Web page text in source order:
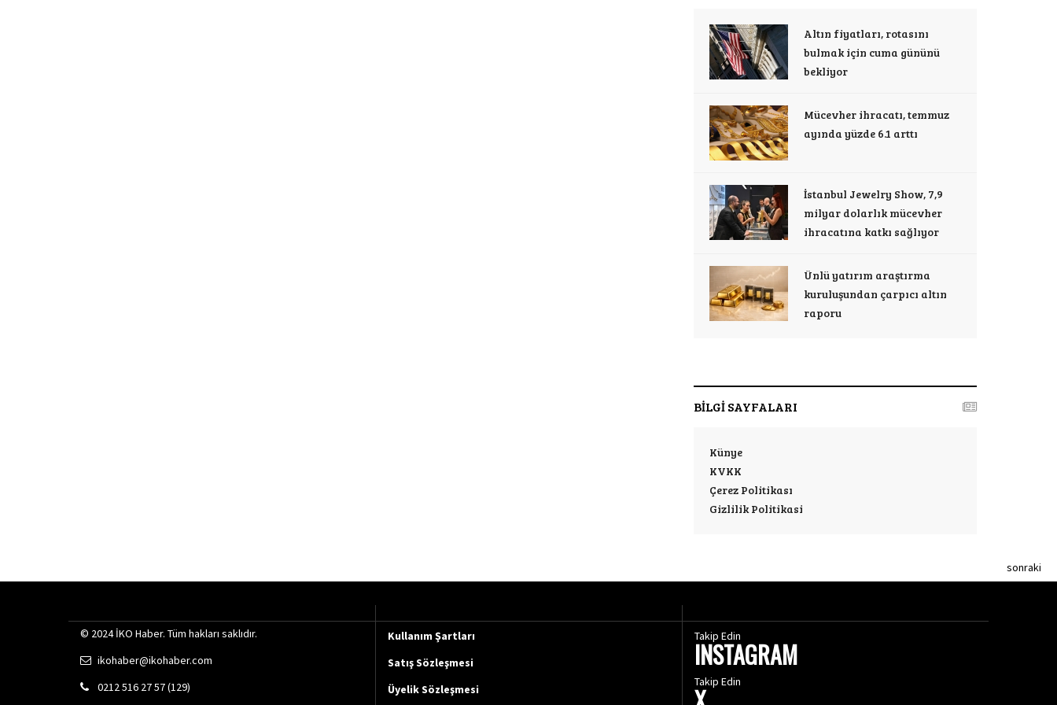
Altın fiyatları, rotasını
bulmak için cuma gününü
bekliyor
Mücevher ihracatı, temmuz
ayında yüzde 6.1 arttı
İstanbul Jewelry Show, 7,9
milyar dolarlık mücevher
ihracatına katkı sağlıyor
Ünlü yatırım araştırma
kuruluşundan çarpıcı altın
raporu
BİLGİ SAYFALARI
Künye
KVKK
Çerez Politikası
Gizlilik Politikasi
sonraki
© 2024 İKO Haber. Tüm hakları saklıdır.
ikohaber@ikohaber.com
0212 516 27 57 (129)
Kullanım Şartları
Satış Sözleşmesi
Üyelik Sözleşmesi
Takip Edin
INSTAGRAM
Takip Edin